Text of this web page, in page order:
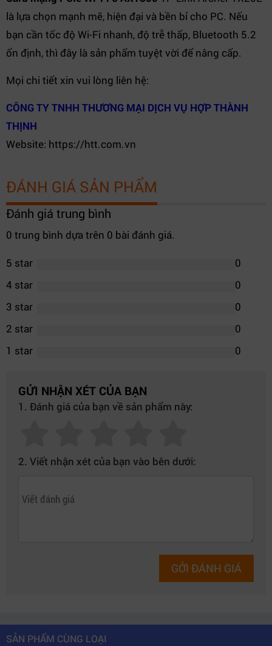
là lựa chọn mạnh mẽ, hiện đại và bền bỉ cho PC. Nếu
bạn cần tốc độ Wi-Fi nhanh, độ trễ thấp, Bluetooth 5.2
ổn định, thì đây là sản phẩm tuyệt vời để nâng cấp.
Mọi chi tiết xin vui lòng liên hệ:
CÔNG TY TNHH THƯƠNG MẠI DỊCH VỤ HỢP THÀNH
THỊNH
Website: https://htt.com.vn
ĐÁNH GIÁ SẢN PHẨM
Đánh giá trung bình
0 trung bình dựa trên 0 bài đánh giá.
5 star
0
4 star
0
3 star
0
2 star
0
1 star
0
GỬI NHẬN XÉT CỦA BẠN
1. Đánh giá của bạn về sản phẩm này:
2. Viết nhận xét của bạn vào bên dưới:
GỞI ĐÁNH GIÁ
SẢN PHẨM CÙNG LOẠI